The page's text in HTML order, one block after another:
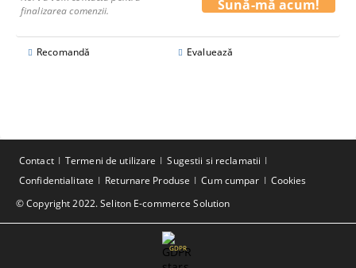
finalizarea comenzii.
Recomandă Evaluează
© Copyright 2022. Seliton E-commerce Solution
Contact Termeni de utilizare
Sugestii si reclamatii
Confidentialitate
Returnare Produse Cum cumpar Cookies
GDPR